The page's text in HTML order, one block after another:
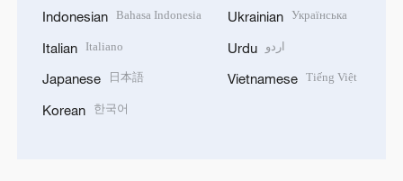
Indonesian Bahasa Indonesia
Italian Italiano
Japanese 日本語
Korean 한국어
Ukrainian Українська
Urdu اردو
Vietnamese Tiếng Việt